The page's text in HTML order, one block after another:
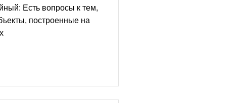
Есть вопросы к тем,
построенные на